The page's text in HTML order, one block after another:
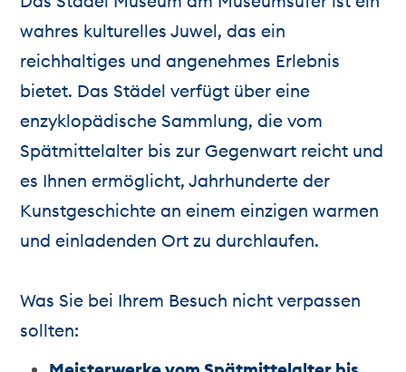
wahres kulturelles Juwel, das ein
reichhaltiges und angenehmes Erlebnis
bietet. Das Städel verfügt über eine
enzyklopädische Sammlung, die vom
Spätmittelalter bis zur Gegenwart reicht und
es Ihnen ermöglicht, Jahrhunderte der
Kunstgeschichte an einem einzigen warmen
und einladenden Ort zu durchlaufen.
Was Sie bei Ihrem Besuch nicht verpassen
sollten: